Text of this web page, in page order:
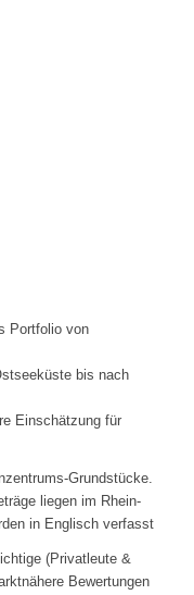
Portfolio von
bis nach
Einschätzung für
Grundstücke.
liegen im Rhein-
in Englisch verfasst
(Privatleute &
Bewertungen